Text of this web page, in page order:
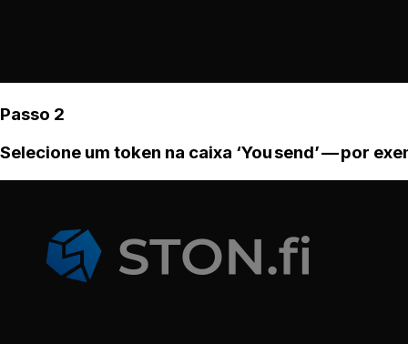
Passo 2
Selecione um token na caixa ‘You send’ — por